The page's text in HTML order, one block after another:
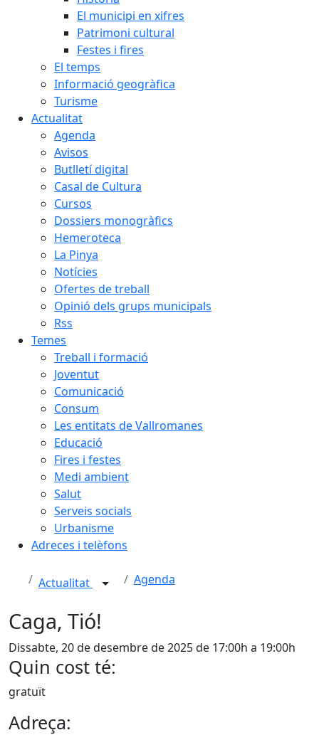
El municipi en xifres
Patrimoni cultural
Festes i fires
El temps
Informació geogràfica
Turisme
Actualitat
Agenda
Avisos
Butlletí digital
Casal de Cultura
Cursos
Dossiers monogràfics
Hemeroteca
La Pinya
Notícies
Ofertes de treball
Opinió dels grups municipals
Rss
Temes
Treball i formació
Joventut
Comunicació
Consum
Les entitats de Vallromanes
Educació
Fires i festes
Medi ambient
Salut
Serveis socials
Urbanisme
Adreces i telèfons
Actualitat Agenda
Caga, Tió!
Dissabte, 20 de desembre de 2025 de 17:00h a 19:00h
Quin cost té:
gratuït
Adreça: